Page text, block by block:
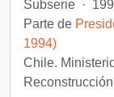
Subserie ·
Parte de
1994)
Chile.